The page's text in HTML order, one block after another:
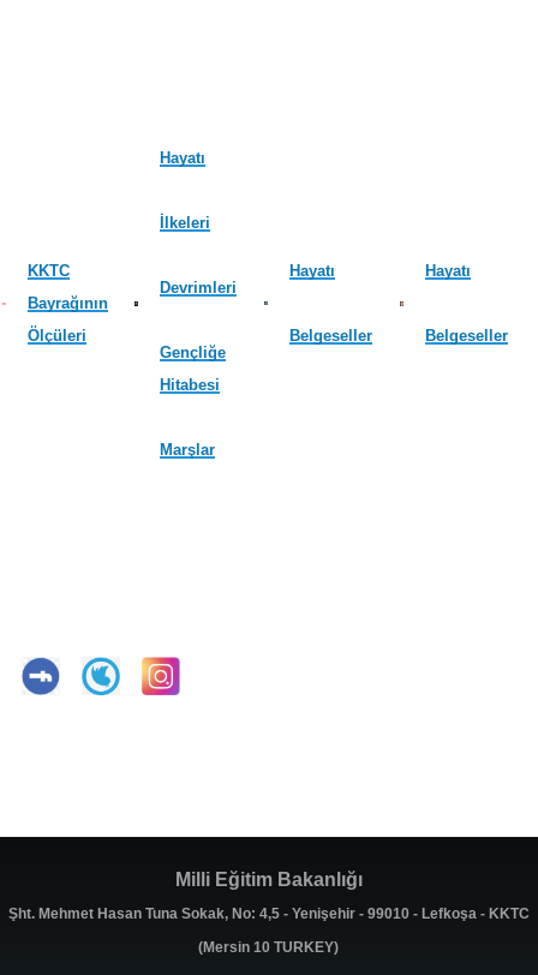
KKTC
Bayrağının
Ölçüleri
Hayatı
İlkeleri
Devrimleri
Gençliğe
Hitabesi
Marşlar
Hayatı
Belgeseller
Hayatı
Belgeseller
Milli Eğitim Bakanlığı
Şht. Mehmet Hasan Tuna Sokak, No: 4,5 - Yenişehir - 99010 - Lefkoşa - KKTC
(Mersin 10 TURKEY)